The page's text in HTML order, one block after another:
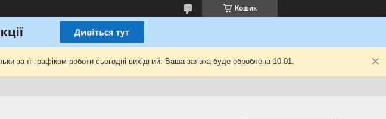
Кошик
за її графіком роботи сьогодні вихідний. Ваша заявка буде оброблена 10.01.